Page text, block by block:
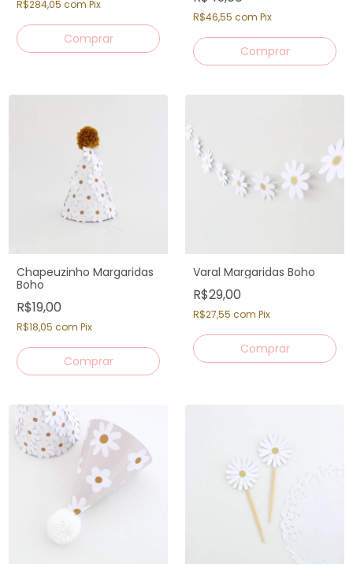
R$284,05 com Pix
R$46,55 com Pix
Chapeuzinho Margaridas
Boho
R$19,00
R$18,05 com Pix
Varal Margaridas Boho
R$29,00
R$27,55 com Pix